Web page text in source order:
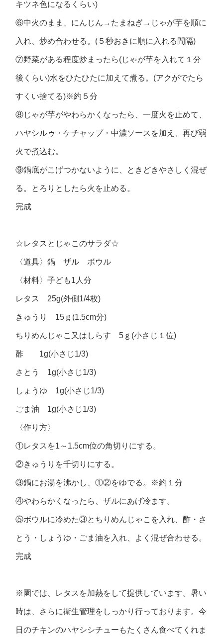
キツネ色になるくらい)
⑥中火のまま、にんじん→たまねぎ→じゃが芋を順に
入れ、炒め合わせる。(５秒おきに順に入れる間隔)
⑦野菜がある程度炒まったら(じゃが芋を入れて１分
後くらい)水をひたひたに加えて煮る。(アクがでたら
すくい捨てる)※約５分
⑧じゃが芋がやわらかくなったら、一度火を止めて、
ハヤシルゥ・ケチャップ・中濃ソースを加え、再び弱
火で煮込む。
⑨鍋底がこげつかないように、ときどきやさしく混ぜ
る。とろりとしたら火を止める。
完成
☆レタスとじゃこのサラダ☆
〈道具〉鍋 ザル ボウル
〈材料〉子ども1人分
レタス 25g(外側1/4枚)
きゅうり 15ｇ(1.5cm分)
ちりめんじゃこ又はしらす 5ｇ(小さじ１位)
酢 1g(小さじ1/3)
さとう 1g(小さじ1/3)
しょうゆ 1g(小さじ1/3)
ごま油 1g(小さじ1/3)
〈作り方〉
①レタスを1～1.5cm位の角切りにする。
②きゅうりを千切りにする。
③鍋にお湯を沸かし、①②をゆでる。※約１分
④やわらかくなったら、ザルにあげ冷ます。
⑤ボウルに冷めた③とちりめんじゃこを入れ、酢・さ
とう・しょうゆ・ごま油を入れ、よく混ぜ合わせる。
完成
※園では、レタスを加熱をして提供しています。暑い
時は、さらに衛生管理をしっかり行っております。今
日のチキンのハヤシシチューもたくさん食べてくれま